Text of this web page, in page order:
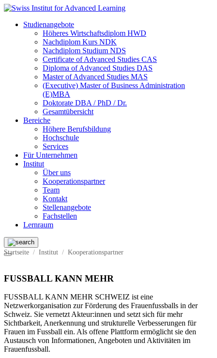
Studienangebote
Höheres Wirtschaftsdiplom HWD
Nachdiplom Kurs NDK
Nachdiplom Studium NDS
Certificate of Advanced Studies CAS
Diploma of Advanced Studies DAS
Master of Advanced Studies MAS
(Executive) Master of Business Administration
(E)MBA
Doktorate DBA / PhD / Dr.
Gesamtübersicht
Bereiche
Höhere Berufsbildung
Hochschule
Services
Für Unternehmen
Institut
Über uns
Kooperationspartner
Team
Kontakt
Stellenangebote
Fachstellen
Lernraum
Startseite Institut Kooperations­partner
FUSSBALL KANN MEHR
FUSSBALL KANN MEHR SCHWEIZ ist eine
Netzwerkorganisation zur Förderung des Frauenfussballs in der
Schweiz. Sie vernetzt Akteur:innen und setzt sich für mehr
Sichtbarkeit, Anerkennung und strukturelle Verbesserungen für
Frauen im Fussball ein. Als offene Plattform ermöglicht sie den
Austausch von Informationen, Angeboten und Aktivitäten im
Frauenfussball.